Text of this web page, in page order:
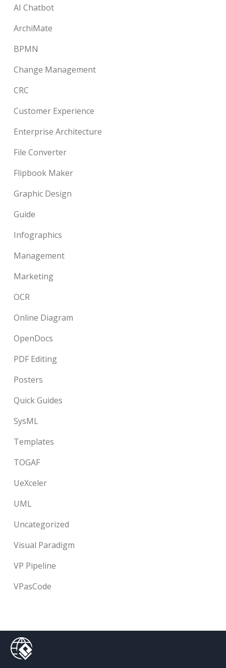
AI Chatbot
ArchiMate
BPMN
Change Management
CRC
Customer Experience
Enterprise Architecture
File Converter
Flipbook Maker
Graphic Design
Guide
Infographics
Management
Marketing
OCR
Online Diagram
OpenDocs
PDF Editing
Posters
Quick Guides
SysML
Templates
TOGAF
UeXceler
UML
Uncategorized
Visual Paradigm
VP Pipeline
VPasCode